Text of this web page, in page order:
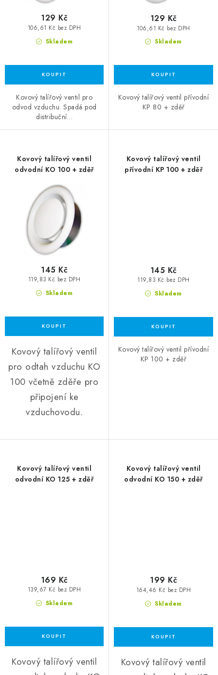
Skladem
106,61 Kč bez DPH
129 Kč
Kovový talířový ventil pro
odvod vzduchu. Spadá pod
distribuční…
Skladem
106,61 Kč bez DPH
129 Kč
Kovový talířový ventil přívodní
KP 80 + zděř
Kovový talířový ventil
odvodní KO 100 + zděř
Skladem
119,83 Kč bez DPH
145 Kč
Kovový talířový ventil
pro odtah vzduchu KO
100 včetně zděře pro
připojení ke
vzduchovodu.
Kovový talířový ventil
přívodní KP 100 + zděř
Skladem
119,83 Kč bez DPH
145 Kč
Kovový talířový ventil přívodní
KP 100 + zděř
Kovový talířový ventil
odvodní KO 125 + zděř
Skladem
139,67 Kč bez DPH
169 Kč
Kovový talířový ventil
Kovový talířový ventil
odvodní KO 150 + zděř
Skladem
164,46 Kč bez DPH
199 Kč
Kovový talířový ventil